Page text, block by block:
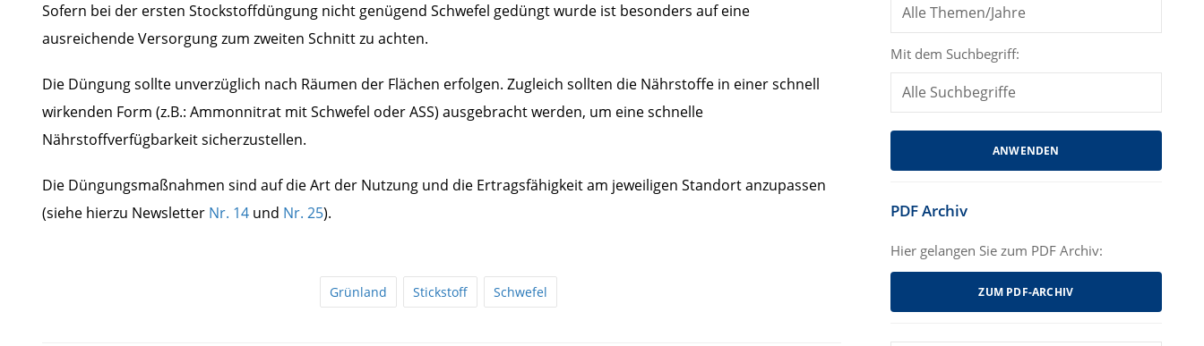
Sofern bei der ersten Stockstoffdüngung nicht genügend Schwefel gedüngt wurde ist besonders auf eine
ausreichende Versorgung zum zweiten Schnitt zu achten.
Die Düngung sollte unverzüglich nach Räumen der Flächen erfolgen. Zugleich sollten die Nährstoffe in einer schnell
wirkenden Form (z.B.: Ammonnitrat mit Schwefel oder ASS) ausgebracht werden, um eine schnelle
Nährstoffverfügbarkeit sicherzustellen.
Die Düngungsmaßnahmen sind auf die Art der Nutzung und die Ertragsfähigkeit am jeweiligen Standort anzupassen
(siehe hierzu Newsletter Nr. 14 und Nr. 25).
Grünland Stickstoff Schwefel
Mit dem Suchbegriff:
PDF Archiv
Hier gelangen Sie zum PDF Archiv:
ZUM PDF-ARCHIV